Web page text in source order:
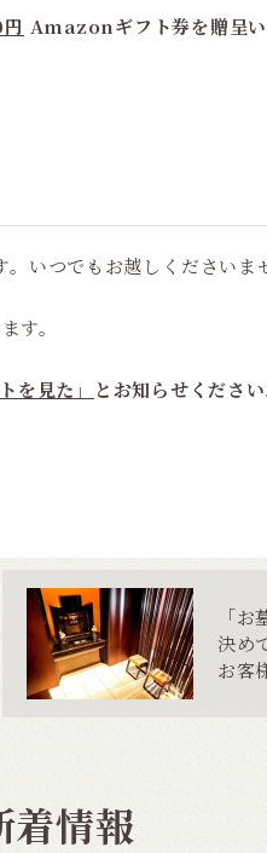
Amazonギフト券を贈呈
。いつでもお越しくださいま
す。
を見た」 とお知らせくださ
「
決め
お客
着情報